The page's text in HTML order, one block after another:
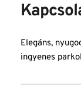
Elegáns,
ingyenes